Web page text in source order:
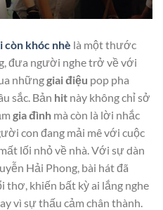
còn khóc nhè là một thước
đưa người nghe trở về với
nhữnggiai điệu pop pha
sắc. Bản hit này không chỉ sở
gia đình mà còn là lời nhắc
con đang mải mê với cuộc
lối nhỏ về nhà. Với sự dàn
Hải Phong, bài hát đã
thơ, khiến bất kỳ ai lắng nghe
vì sự thấu cảm chân thành.